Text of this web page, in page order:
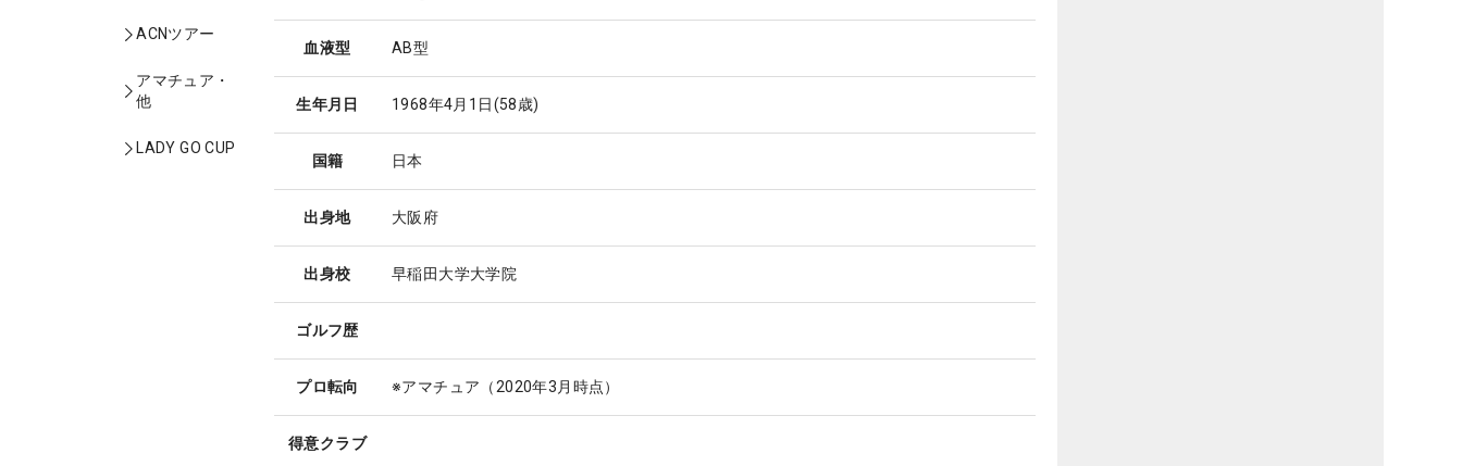
ACNツアー
アマチュア・
他
LADY GO CUP
血液型 AB型
生年月日 1968年4月1日(58歳)
国籍 日本
出身地 大阪府
出身校 早稲田大学大学院
ゴルフ歴
プロ転向 ※アマチュア（2020年3月時点）
得意クラブ